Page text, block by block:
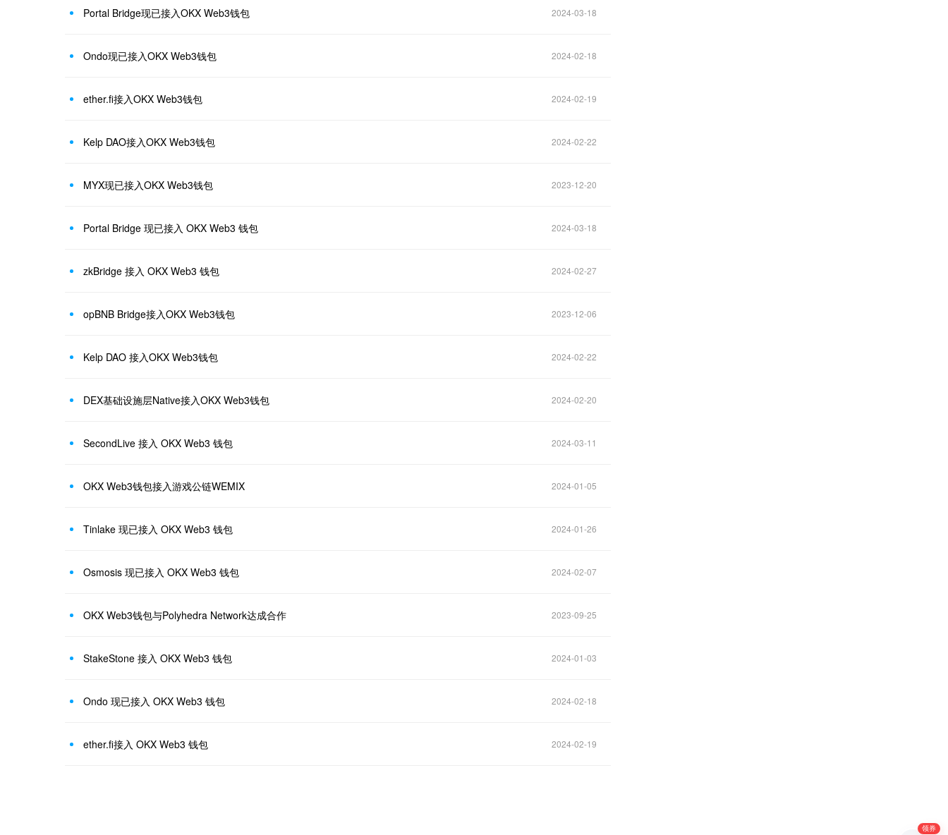
Portal Bridge现已接入OKX Web3钱包 2024-03-18
Ondo现已接入OKX Web3钱包 2024-02-18
ether.fi接入OKX Web3钱包 2024-02-19
Kelp DAO接入OKX Web3钱包 2024-02-22
MYX现已接入OKX Web3钱包 2023-12-20
Portal Bridge 现已接入 OKX Web3 钱包 2024-03-18
zkBridge 接入 OKX Web3 钱包 2024-02-27
opBNB Bridge接入OKX Web3钱包 2023-12-06
Kelp DAO 接入OKX Web3钱包 2024-02-22
DEX基础设施层Native接入OKX Web3钱包 2024-02-20
SecondLive 接入 OKX Web3 钱包 2024-03-11
OKX Web3钱包接入游戏公链WEMIX 2024-01-05
Tinlake 现已接入 OKX Web3 钱包 2024-01-26
Osmosis 现已接入 OKX Web3 钱包 2024-02-07
OKX Web3钱包与Polyhedra Network达成合作 2023-09-25
StakeStone 接入 OKX Web3 钱包 2024-01-03
Ondo 现已接入 OKX Web3 钱包 2024-02-18
ether.fi接入 OKX Web3 钱包 2024-02-19
领券